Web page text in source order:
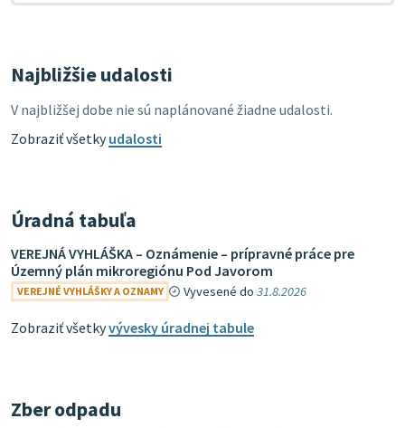
Najbližšie udalosti
V najbližšej dobe nie sú naplánované žiadne udalosti.
Zobraziť všetkyudalosti
Úradná tabuľa
VEREJNÁ VYHLÁŠKA – Oznámenie – prípravné práce pre
Územný plán mikroregiónu Pod Javorom
VEREJNÉ VYHLÁŠKY A OZNAMY Vyvesené do31.8.2026
Zobraziť všetkyvývesky úradnej tabule
Zber odpadu